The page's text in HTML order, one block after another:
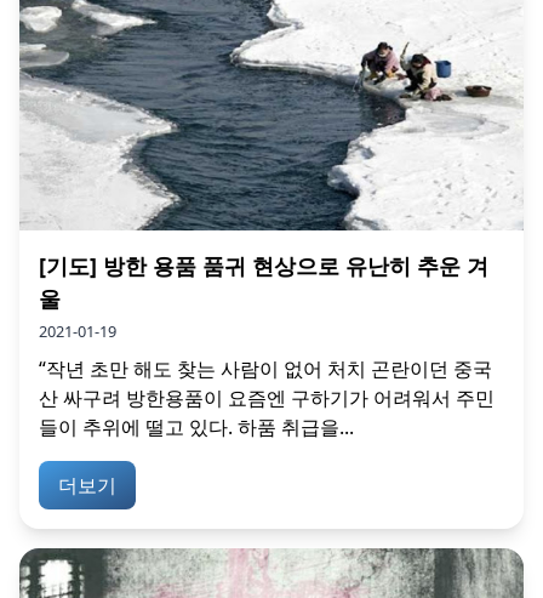
[기도] 방한 용품 품귀 현상으로 유난히 추운 겨
울
2021-01-19
“작년 초만 해도 찾는 사람이 없어 처치 곤란이던 중국
산 싸구려 방한용품이 요즘엔 구하기가 어려워서 주민
들이 추위에 떨고 있다. 하품 취급을...
더보기